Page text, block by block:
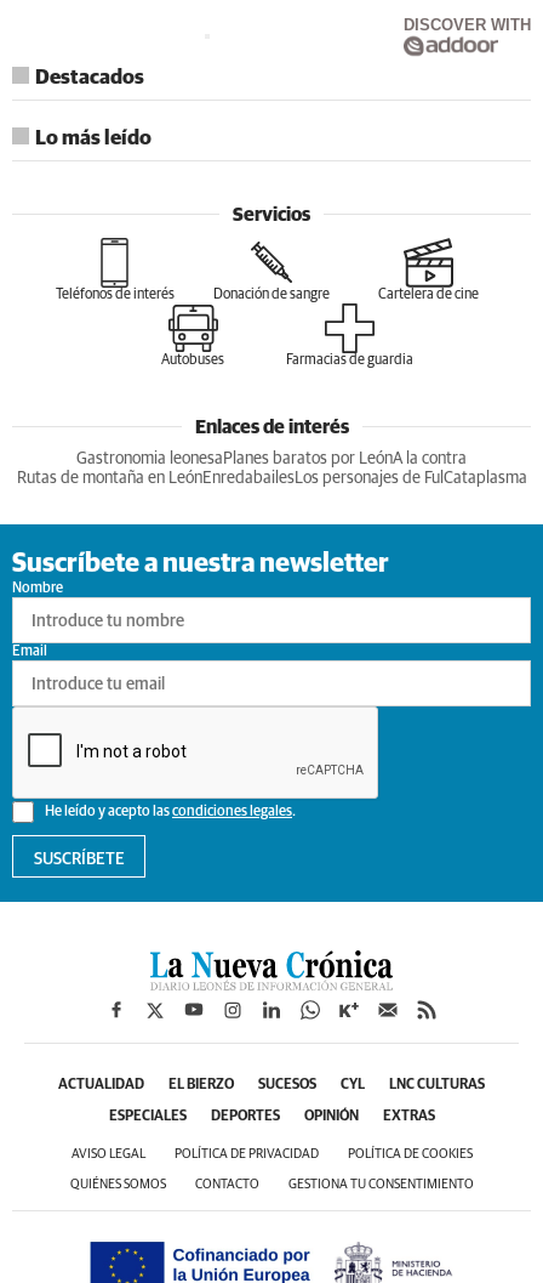
DISCOVER WITH
Destacados
Lo más leído
Servicios
Teléfonos de interés Donación de sangre Cartelera de cine
Autobuses Farmacias de guardia
Enlaces de interés
Gastronomia leonesa Planes baratos por LeónA la contra
Rutas de montaña en LeónEnredabailesLos personajes de Ful Cataplasma
Suscríbete a nuestra newsletter
Nombre
He leído y acepto lascondiciones legales.
Email
SUSCRÍBETE
ACTUALIDAD EL BIERZO SUCESOS CYL LNC CULTURAS
ESPECIALES DEPORTES OPINIÓN EXTRAS
AVISO LEGAL POLÍTICA DE PRIVACIDAD POLÍTICA DE COOKIES
QUIÉNES SOMOS CONTACTO GESTIONA TU CONSENTIMIENTO